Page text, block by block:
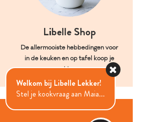
Libelle Shop
De allermooiste hebbedingen voor
in de keuken en op tafel koop je
hier.
Welkom bij Libelle Lekker!
Stel je kookvraag aan Maia...